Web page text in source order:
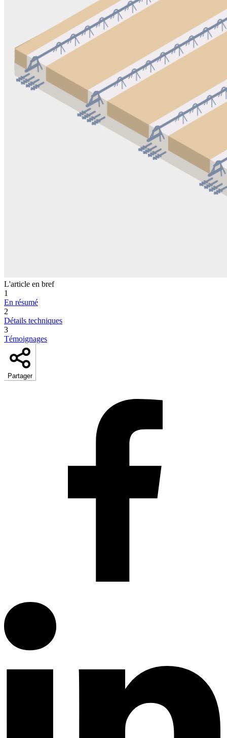
L'article en bref
1
En résumé
2
Détails techniques
3
Témoignages
Partager